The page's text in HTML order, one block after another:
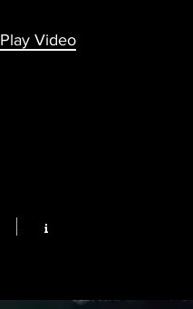
Play Video